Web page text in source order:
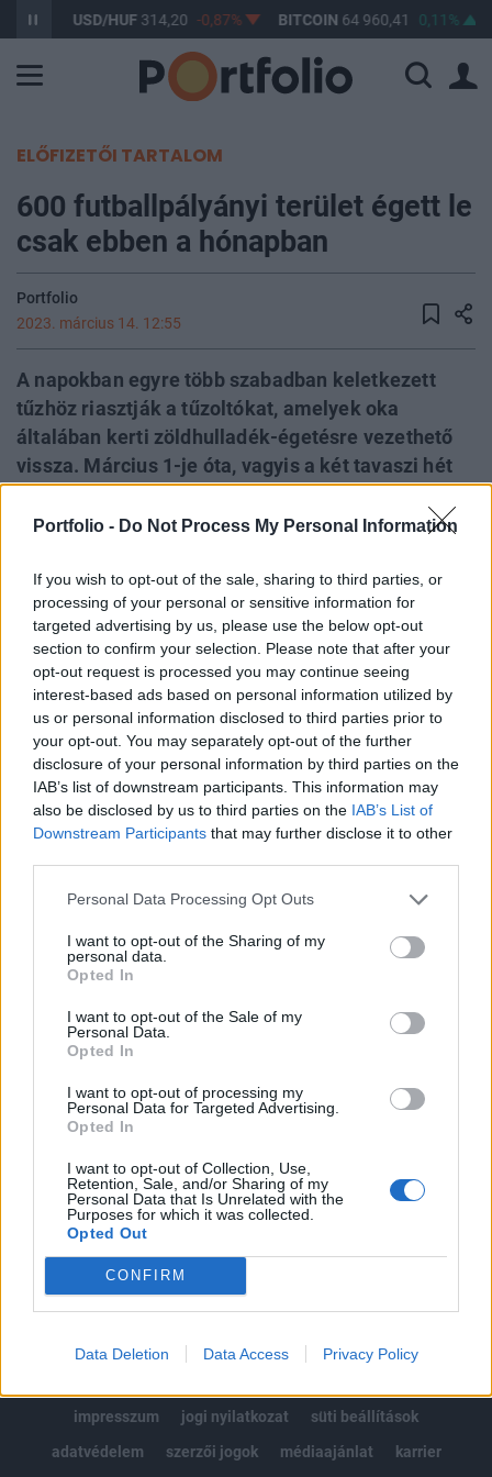
Portfolio - Do Not Process My Personal Information
If you wish to opt-out of the sale, sharing to third parties, or
processing of your personal or sensitive information for
targeted advertising by us, please use the below opt-out
section to confirm your selection. Please note that after your
opt-out request is processed you may continue seeing
interest-based ads based on personal information utilized by
us or personal information disclosed to third parties prior to
your opt-out. You may separately opt-out of the further
disclosure of your personal information by third parties on the
IAB’s list of downstream participants. This information may
also be disclosed by us to third parties on the IAB’s List of
Downstream Participants that may further disclose it to other
Personal Data Processing Opt Outs
I want to opt-out of the Sharing of my
personal data.
Opted In
I want to opt-out of the Sale of my
Personal Data.
Opted In
I want to opt-out of processing my
Personal Data for Targeted Advertising.
Opted In
I want to opt-out of Collection, Use,
Retention, Sale, and/or Sharing of my
Personal Data that Is Unrelated with the
Purposes for which it was collected.
Opted Out
CONFIRM
Data Deletion Data Access Privacy Policy
USD/HUF314,20 -0,87% BITCOIN 64 960,41 0,11%
ELŐFIZETŐI TARTALOM
600 futballpályányi terület égett le
csak ebben a hónapban
Portfolio
2023. március 14. 12:55
A napokban egyre több szabadban keletkezett
tűzhöz riasztják a tűzoltókat, amelyek oka
általában kerti zöldhulladék-égetésre vezethető
vissza. Március 1-je óta, vagyis a két tavaszi hét
szabadban, a leégett terület pedig akkora, mint
Katasztrófavédelmi Igazgatóság.
Ha valaki a saját kertjében, a szőlőjében, a telkén az
összegyűjtött száraz növényeket el szeretné égetni, azt
csak akkor teheti meg, ha az adott településnek van erről
szóló önkormányzati rendelete. Az összegyűjtött
zöldhulladékot kizárólag az önkormányzati rendeletben
meghatározott időben szabad elégetni. Nem minden
önkormányzat engedi ezt. Ahol az önkormányzat...
KEDVES OLVASÓNK!
A keresett cikk a portfolio.hu hírarchívumához
regisztrációhoz kötött.
Portfolio.hu teljes cikkarchívum
Kötéslisták: BÉT elmúlt 2 év napon belüli
MÁR ELŐFIZETŐNK VAGY?BEJELENTKEZÉS
impresszum
jogi nyilatkozat
süti beállítások
adatvédelem
szerzői jogok médiaajánlat karrier